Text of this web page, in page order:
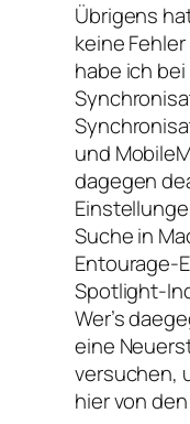
Übrigens
keine
habe ich
und
dagegen
Suche in
Entourage-
Spotlight-
Wer’s
eine
versuchen,
hier von